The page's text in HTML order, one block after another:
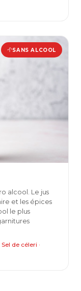
SANS ALCOOL
alcool. Le jus
et les épices
le plus
de céleri ·